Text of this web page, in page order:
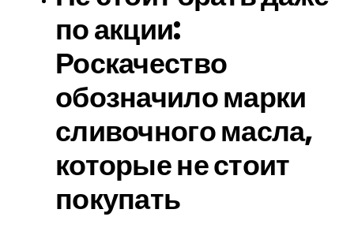
по акции:
Роскачество
обозначило марки
сливочного масла,
которые не стоит
покупать